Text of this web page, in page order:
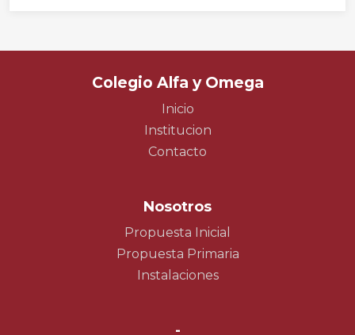
Colegio Alfa y Omega
Inicio
Institucion
Contacto
Nosotros
Propuesta Inicial
Propuesta Primaria
Instalaciones
-